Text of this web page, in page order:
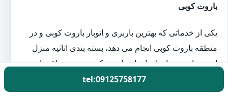
باروت کوبی
یکی از خدماتی که بهترین باربری و اتوبار باروت کوبی و در
منطقه باروت کوبی انجام می دهد، بسته بندی اثاثیه منزل
است. باربری ها و اتوبارهای باروت کوبی و در منطقه باروت
کوبی با در اختیار داشتن نیروی متخصص در زمینه بسته بندی
اثاثیه منزل در هنگام اسباب کشی به کمک خانواده ها آمده تا
tel:09125758177